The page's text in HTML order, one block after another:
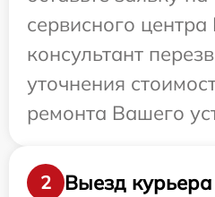
сервисного
консультант
уточнения
ремонта Вашего
2
Выезд